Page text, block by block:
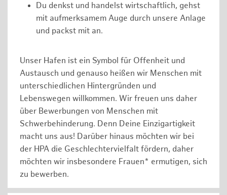
Du denkst und handelst wirtschaftlich, gehst
mit aufmerksamem Auge durch unsere Anlage
und packst mit an.
Unser Hafen ist ein Symbol für Offenheit und
Austausch und genauso heißen wir Menschen mit
unterschiedlichen Hintergründen und
Lebenswegen willkommen. Wir freuen uns daher
über Bewerbungen von Menschen mit
Schwerbehinderung. Denn Deine Einzigartigkeit
macht uns aus! Darüber hinaus möchten wir bei
der HPA die Geschlechtervielfalt fördern, daher
möchten wir insbesondere Frauen* ermutigen, sich
zu bewerben.